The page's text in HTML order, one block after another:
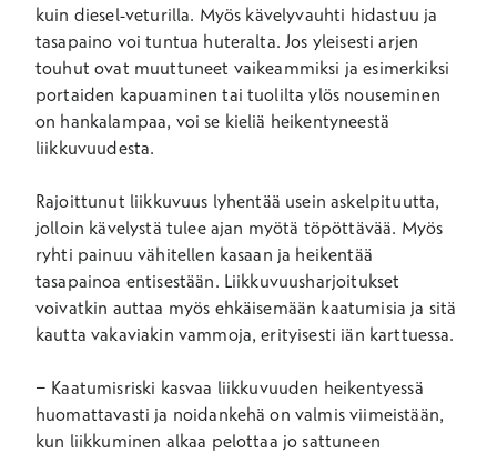
kuin diesel-veturilla. Myös kävelyvauhti hidastuu ja
tasapaino voi tuntua huteralta. Jos yleisesti arjen
touhut ovat muuttuneet vaikeammiksi ja esimerkiksi
portaiden kapuaminen tai tuolilta ylös nouseminen
on hankalampaa, voi se kieliä heikentyneestä
liikkuvuudesta.
Rajoittunut liikkuvuus lyhentää usein askelpituutta,
jolloin kävelystä tulee ajan myötä töpöttävää. Myös
ryhti painuu vähitellen kasaan ja heikentää
tasapainoa entisestään. Liikkuvuusharjoitukset
voivatkin auttaa myös ehkäisemään kaatumisia ja sitä
kautta vakaviakin vammoja, erityisesti iän karttuessa.
− Kaatumisriski kasvaa liikkuvuuden heikentyessä
huomattavasti ja noidankehä on valmis viimeistään,
kun liikkuminen alkaa pelottaa jo sattuneen